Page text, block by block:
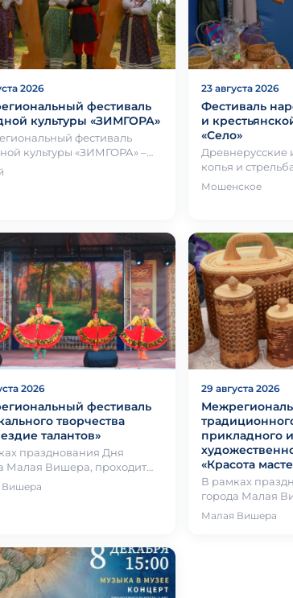
2026
фестиваль
культуры «ЗИМГОРА»
фестиваль
культуры «ЗИМГОРА» –
фестиваль,
23 августа 2026
Фестиваль
и
«Село»
Древнерусские игры:
копья и
древнерусского
Мошенское
2026
фестиваль
творчества
талантов»
празднования Дня
Малая Вишера, проходит
фестиваль
творчества
Вишера
29 августа 2026
прикладного и
«Красота
В рамках
города Малая
традиционный
традиционного
Малая Вишера